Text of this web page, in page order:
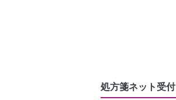
処方箋ネット受付